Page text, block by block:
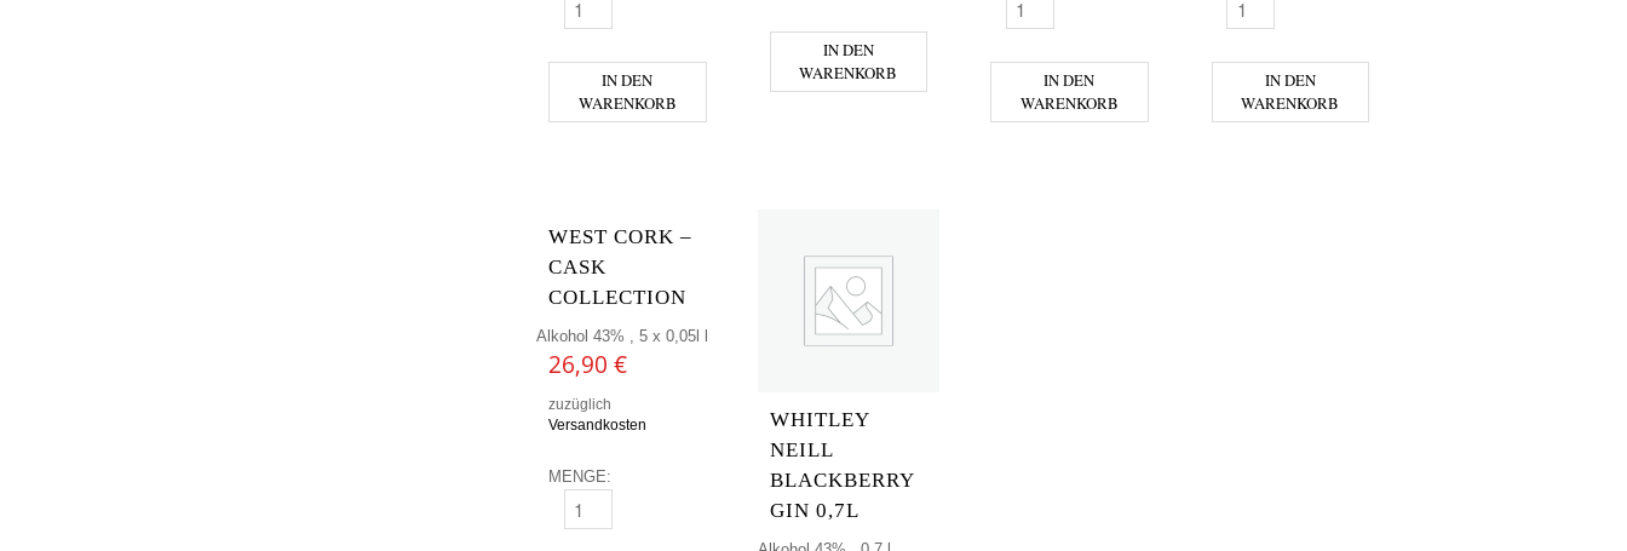
SAIGON - BAIGUR MENGE
IN DEN
WARENKORB
IN DEN
WARENKORB
STARWARD - SOLERA MENGE
IN DEN
WARENKORB
TAKAMAKA - EXTRA NOIR MENGE
IN DEN
WARENKORB
WEST CORK –
CASK
COLLECTION
Alkohol 43% , 5 x 0,05l l
26,90 €
zuzüglich
Versandkosten
MENGE:
WEST CORK - CASK COLLECTION MENGE
WHITLEY
NEILL
BLACKBERRY
GIN 0,7L